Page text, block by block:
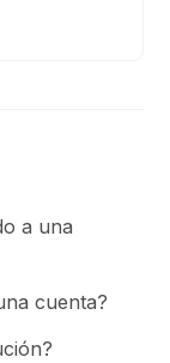
a una
cuenta?